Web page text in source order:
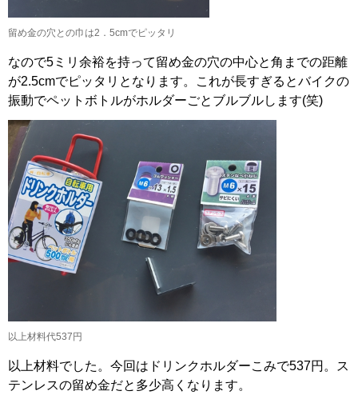
留め金の穴との巾は2．5cmでピッタリ
なので5ミリ余裕を持って留め金の穴の中心と角までの距離
が2.5cmでピッタリとなります。これが長すぎるとバイクの
振動でペットボトルがホルダーごとブルブルします(笑)
以上材料代537円
以上材料でした。今回はドリンクホルダーこみで537円。ス
テンレスの留め金だと多少高くなります。